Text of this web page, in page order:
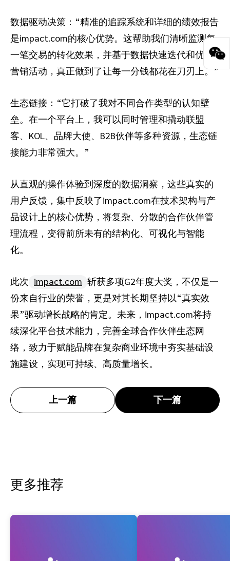
数据驱动决策：“精准的追踪系统和详细的绩效报告
是impact.com的核心优势。这帮助我们清晰监测每
一笔交易的转化效果，并基于数据快速迭代和优化
营销活动，真正做到了让每一分钱都花在刀刃上。”
生态链接：“它打破了我对不同合作类型的认知壁
垒。在一个平台上，我可以同时管理和撬动联盟
客、KOL、品牌大使、B2B伙伴等多种资源，生态链
接能力非常强大。”
从直观的操作体验到深度的数据洞察，这些真实的
用户反馈，集中反映了impact.com在技术架构与产
品设计上的核心优势，将复杂、分散的合作伙伴管
理流程，变得前所未有的结构化、可视化与智能
化。
此次 impact.com 斩获多项G2年度大奖，不仅是一
份来自行业的荣誉，更是对其长期坚持以“真实效
果”驱动增长战略的肯定。未来，impact.com将持
续深化平台技术能力，完善全球合作伙伴生态网
络，致力于赋能品牌在复杂商业环境中夯实基础设
施建设，实现可持续、高质量增长。
上一篇 下一篇
更多推荐